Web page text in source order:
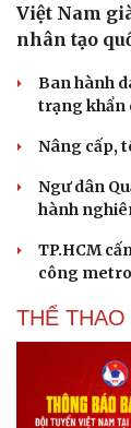
Việt Nam
nhân tạo
Ban hành
trạng khẩn
Nâng cấp,
Ngư dân
hành
TP.HCM
công metro
THỂ THAO